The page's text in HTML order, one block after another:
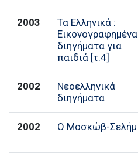
2003
Τα Ελληνικά :
Εικονογραφημένα
διηγήματα για
παιδιά [τ.4]
2002
Νεοελληνικά
διηγήματα
2002 Ο Μοσκώβ-Σελήμ